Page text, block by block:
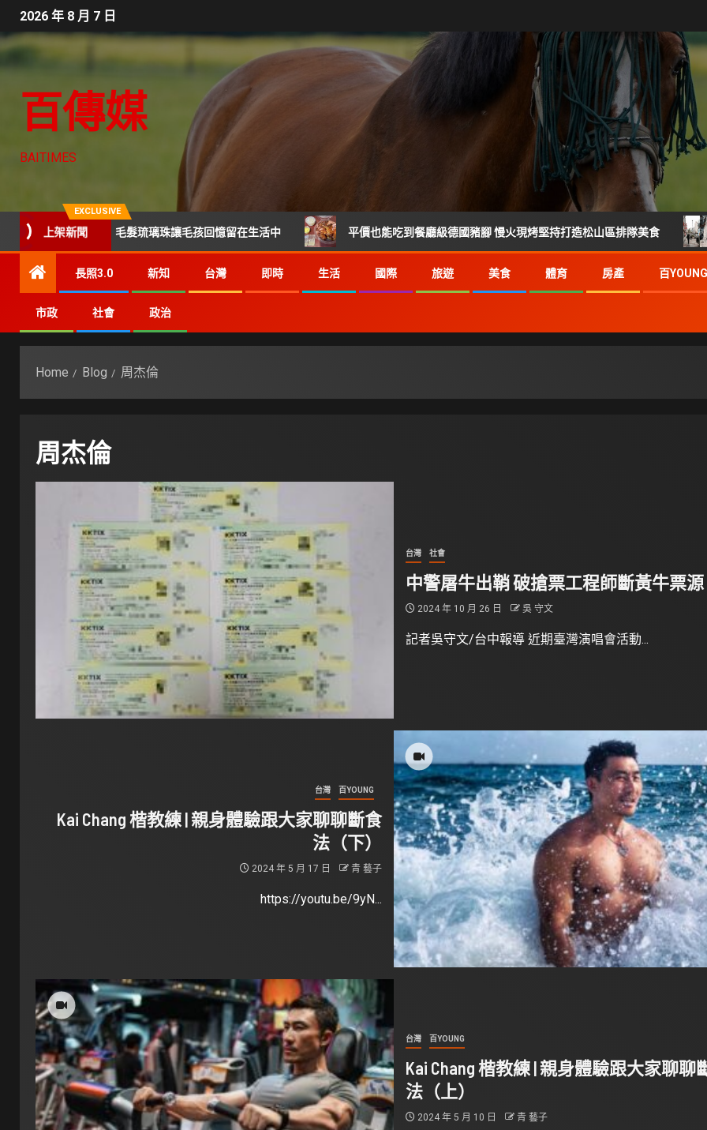
2026 年 8 月 7 日
百傳媒
BAITIMES
EXCLUSIVE
上架新聞
後寄託 毛髮琉璃珠讓毛孩回憶留在生活中 平價也能吃到餐廳級德國豬腳 慢火現烤堅持打造松山區排隊美食 倒數27天
長照3.0 新知 台灣 即時 生活 國際 旅遊 美食 體育 房產 百YOUNG
市政 社會 政治
Home Blog 周杰倫
周杰倫
台灣 社會
中警屠牛出鞘 破搶票工程師斷黃牛票源
2024 年 10 月 26 日 吳 守文
記者吳守文/台中報導 近期臺灣演唱會活動...
台灣 百YOUNG
Kai Chang 楷教練 | 親身體驗跟大家聊聊斷食
法（下）
2024 年 5 月 17 日 青 藝子
https://youtu.be/9yN...
台灣 百YOUNG
Kai Chang 楷教練 | 親身體驗跟大家聊聊
法（上）
2024 年 5 月 10 日 青 藝子